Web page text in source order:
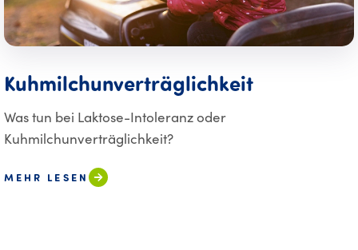
Kuhmilchunverträglichkeit
Was tun bei Laktose-Intoleranz oder
Kuhmilchunverträglichkeit?
MEHR LESEN